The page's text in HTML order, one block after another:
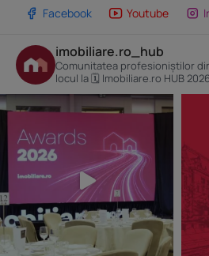
Facebook Youtube
imobiliare.ro_hub
Comunitatea profesioniștilor
locul la 🗓 Imobiliare.ro HUB 2026